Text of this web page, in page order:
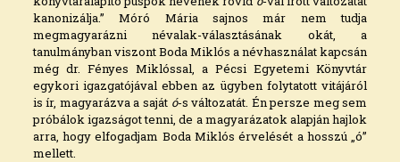
kanonizálja.” Móró Mária sajnos már nem tudja
megmagyarázni névalak-választásának okát, a
tanulmányban viszont Boda Miklós a névhasználat kapcsán
még dr. Fényes Miklóssal, a Pécsi Egyetemi Könyvtár
egykori igazgatójával ebben az ügyben folytatott vitájáról
is ír, magyarázva a saját ó-s változatát. Én persze meg sem
próbálok igazságot tenni, de a magyarázatok alapján hajlok
arra, hogy elfogadjam Boda Miklós érvelését a hosszú „ó”
mellett.